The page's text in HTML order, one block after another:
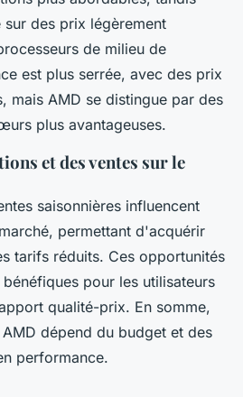
des prix légèrement
de milieu de
est plus serrée, avec des prix
mais AMD se distingue par des
plus avantageuses.
et des ventes sur le
saisonnières influencent
permettant d'acquérir
tarifs réduits. Ces opportunités
pour les utilisateurs
qualité-prix. En somme,
dépend du budget et des
performance.